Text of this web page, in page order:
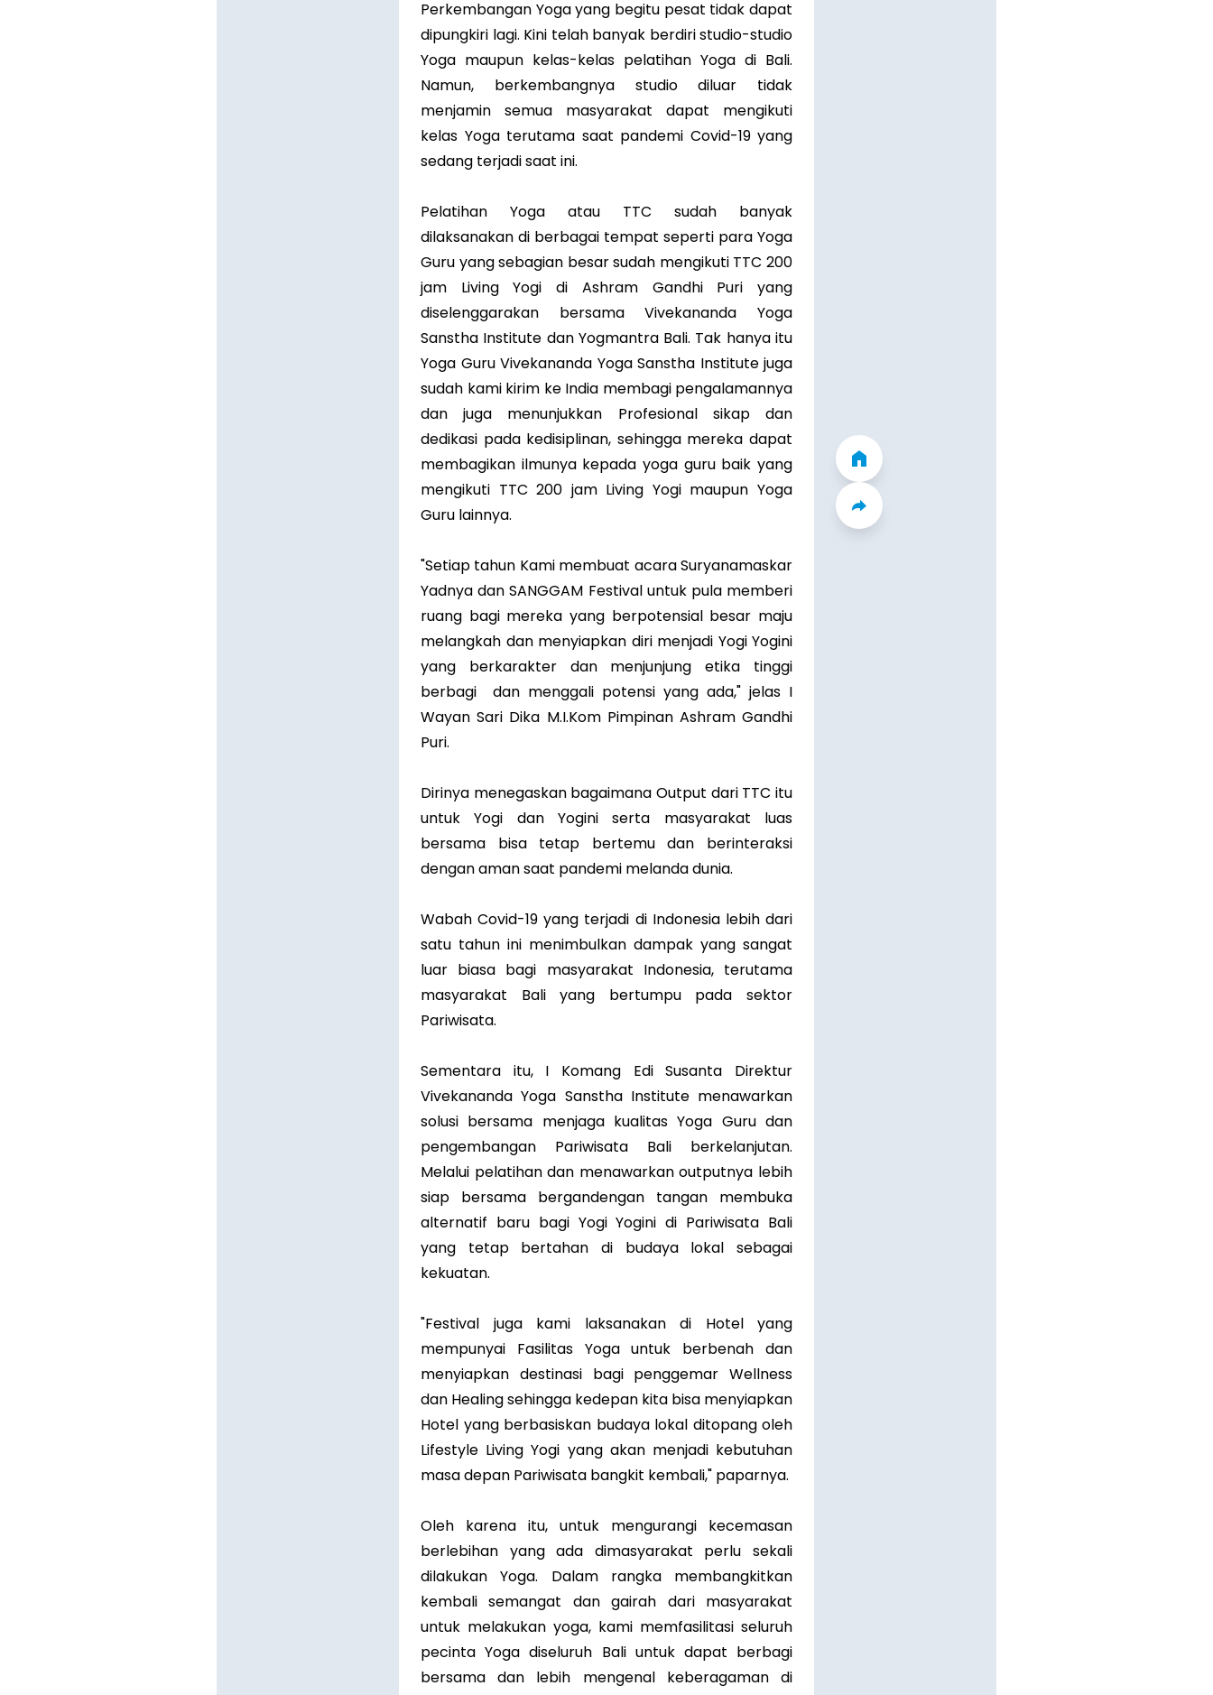
Perkembangan Yoga yang begitu pesat tidak dapat
dipungkiri lagi. Kini telah banyak berdiri studio-studio
Yoga maupun kelas-kelas pelatihan Yoga di Bali.
Namun, berkembangnya studio diluar tidak
menjamin semua masyarakat dapat mengikuti
kelas Yoga terutama saat pandemi Covid-19 yang
sedang terjadi saat ini.
Pelatihan Yoga atau TTC sudah banyak
dilaksanakan di berbagai tempat seperti para Yoga
Guru yang sebagian besar sudah mengikuti TTC 200
jam Living Yogi di Ashram Gandhi Puri yang
diselenggarakan bersama Vivekananda Yoga
Sanstha Institute dan Yogmantra Bali. Tak hanya itu
Yoga Guru Vivekananda Yoga Sanstha Institute juga
sudah kami kirim ke India membagi pengalamannya
dan juga menunjukkan Profesional sikap dan
dedikasi pada kedisiplinan, sehingga mereka dapat
membagikan ilmunya kepada yoga guru baik yang
mengikuti TTC 200 jam Living Yogi maupun Yoga
Guru lainnya.
"Setiap tahun Kami membuat acara Suryanamaskar
Yadnya dan SANGGAM Festival untuk pula memberi
ruang bagi mereka yang berpotensial besar maju
melangkah dan menyiapkan diri menjadi Yogi Yogini
yang berkarakter dan menjunjung etika tinggi
berbagi dan menggali potensi yang ada," jelas I
Wayan Sari Dika M.I.Kom Pimpinan Ashram Gandhi
Puri.
Dirinya menegaskan bagaimana Output dari TTC itu
untuk Yogi dan Yogini serta masyarakat luas
bersama bisa tetap bertemu dan berinteraksi
dengan aman saat pandemi melanda dunia.
Wabah Covid-19 yang terjadi di Indonesia lebih dari
satu tahun ini menimbulkan dampak yang sangat
luar biasa bagi masyarakat Indonesia, terutama
masyarakat Bali yang bertumpu pada sektor
Pariwisata.
Sementara itu, I Komang Edi Susanta Direktur
Vivekananda Yoga Sanstha Institute menawarkan
solusi bersama menjaga kualitas Yoga Guru dan
pengembangan Pariwisata Bali berkelanjutan.
Melalui pelatihan dan menawarkan outputnya lebih
siap bersama bergandengan tangan membuka
alternatif baru bagi Yogi Yogini di Pariwisata Bali
yang tetap bertahan di budaya lokal sebagai
kekuatan.
"Festival juga kami laksanakan di Hotel yang
mempunyai Fasilitas Yoga untuk berbenah dan
menyiapkan destinasi bagi penggemar Wellness
dan Healing sehingga kedepan kita bisa menyiapkan
Hotel yang berbasiskan budaya lokal ditopang oleh
Lifestyle Living Yogi yang akan menjadi kebutuhan
masa depan Pariwisata bangkit kembali," paparnya.
Oleh karena itu, untuk mengurangi kecemasan
berlebihan yang ada dimasyarakat perlu sekali
dilakukan Yoga. Dalam rangka membangkitkan
kembali semangat dan gairah dari masyarakat
untuk melakukan yoga, kami memfasilitasi seluruh
pecinta Yoga diseluruh Bali untuk dapat berbagi
bersama dan lebih mengenal keberagaman di